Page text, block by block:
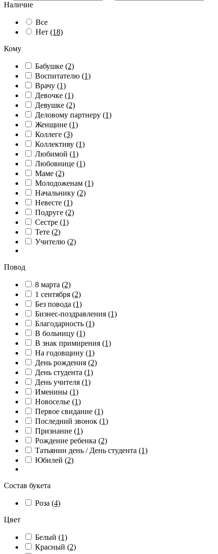
Наличие
Все
Нет (18)
Кому
Бабушке (2)
Воспитателю (1)
Врачу (1)
Девочке (1)
Девушке (2)
Деловому партнеру (1)
Женщине (1)
Коллеге (3)
Коллективу (1)
Любимой (1)
Любовнице (1)
Маме (2)
Молодоженам (1)
Начальнику (2)
Невесте (1)
Подруге (2)
Сестре (1)
Тете (2)
Учителю (2)
Повод
8 марта (2)
1 сентября (2)
Без повода (1)
Бизнес-поздравления (1)
Благодарность (1)
В больницу (1)
В знак примирения (1)
На годовщину (1)
День рождения (2)
День студента (1)
День учителя (1)
Именины (1)
Новоселье (1)
Первое свидание (1)
Последний звонок (1)
Признание (1)
Рождение ребенка (2)
Татьянин день / День студента (1)
Юбилей (2)
Состав букета
Роза (4)
Цвет
Белый (1)
Красный (2)